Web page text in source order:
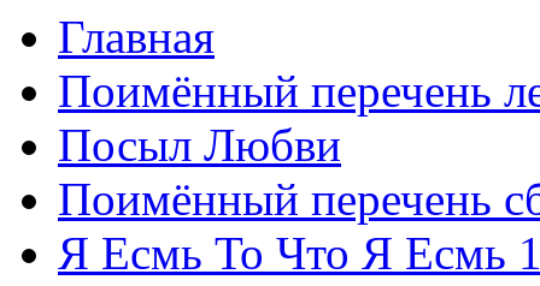
Главная
Поимённый перечень
Посыл Любви
Поимённый перечень
Я Есмь То Что Я Есмь